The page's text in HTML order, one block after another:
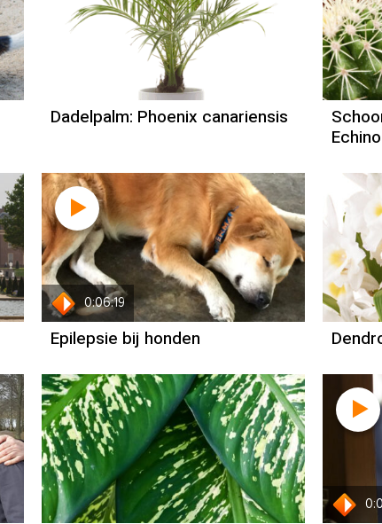
Dadelpalm: Phoenix canariensis
0:06:19
Epilepsie bij honden